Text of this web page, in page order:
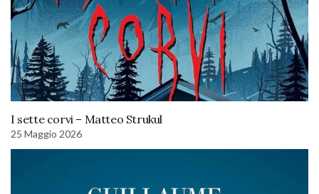
I sette corvi – Matteo Strukul
25 Maggio 2026